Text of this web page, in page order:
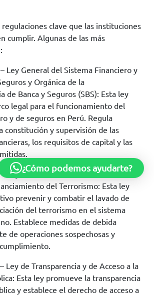
clave que las instituciones
cumplir. Algunas de las más
Ley General del Sistema Financiero y
y Orgánica de la
de Banca y Seguros (SBS): Esta ley
legal para el funcionamiento del
y de seguros en Perú. Regula
constitución y supervisión de las
los requisitos de capital y las
Ley de Prevención del Lavado de
del Terrorismo: Esta ley
prevenir y combatir el lavado de
del terrorismo en el sistema
Establece medidas de debida
de operaciones sospechosas y
Ley de Transparencia y de Acceso a la
Esta ley promueve la transparencia
y establece el derecho de acceso a
¿Cómo podemos ayudarte?